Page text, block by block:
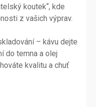
koutek“, kde
z vašich výprav.
– kávu dejte
do temna a olej
kvalitu a chuť